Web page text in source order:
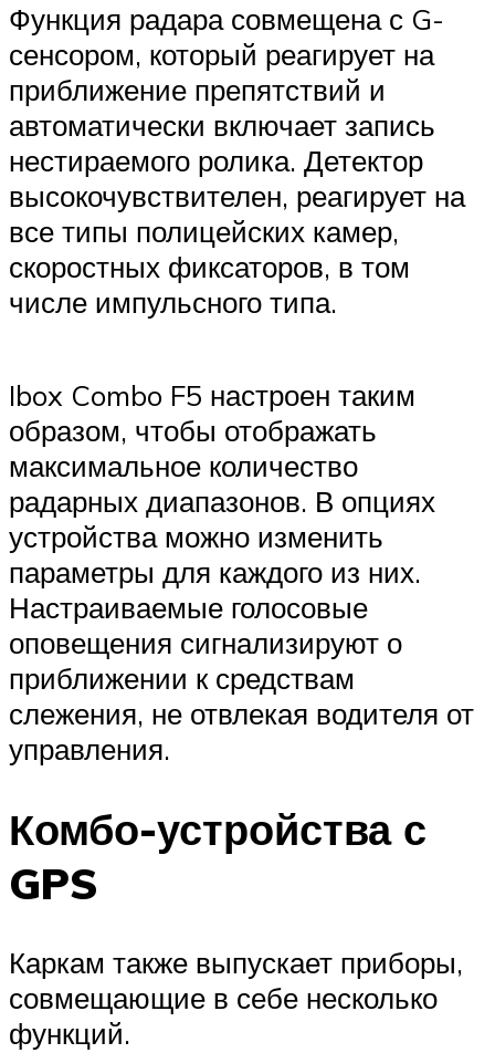
Функция радара совмещена с G-
сенсором, который реагирует на
приближение препятствий и
автоматически включает запись
нестираемого ролика. Детектор
высокочувствителен, реагирует на
все типы полицейских камер,
скоростных фиксаторов, в том
числе импульсного типа.
Ibox Combo F5 настроен таким
образом, чтобы отображать
максимальное количество
радарных диапазонов. В опциях
устройства можно изменить
параметры для каждого из них.
Настраиваемые голосовые
оповещения сигнализируют о
приближении к средствам
слежения, не отвлекая водителя от
управления.
Комбо-устройства с
GPS
Каркам также выпускает приборы,
совмещающие в себе несколько
функций.